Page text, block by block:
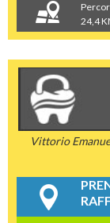
24,4
Vittorio